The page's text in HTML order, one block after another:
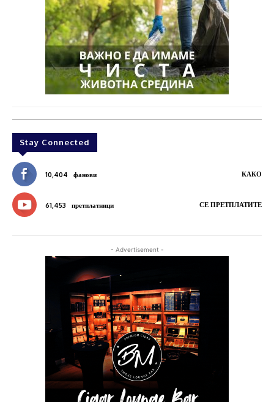
Stay Connected
10,404 фанови КАКО
61,453 претплатници СЕ ПРЕТПЛАТИТЕ
- Advertisement -